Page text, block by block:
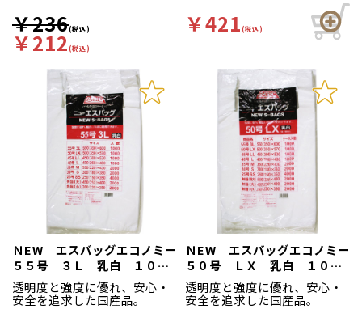
￥236(税込)
￥212(税込)
￥421(税込)
ＮEW エスバッグエコノミー
５５号 ３Ｌ 乳白 １００
枚袋入
透明度と強度に優れ、安心・
安全を追求した国産品。
ＮEW エスバッグエコノミー
５０号 ＬＸ 乳白 １００
枚袋入
透明度と強度に優れ、安心・
安全を追求した国産品。